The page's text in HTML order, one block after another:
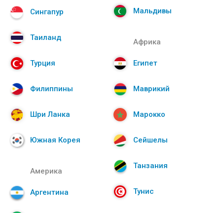
Мальдивы
Сингапур
Таиланд
Турция
Филиппины
Шри Ланка
Южная Корея
Африка
Египет
Маврикий
Марокко
Сейшелы
Танзания
Тунис
Америка
Аргентина